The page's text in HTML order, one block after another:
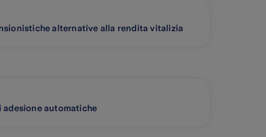
alternative alla rendita vitalizia
adesione automatiche